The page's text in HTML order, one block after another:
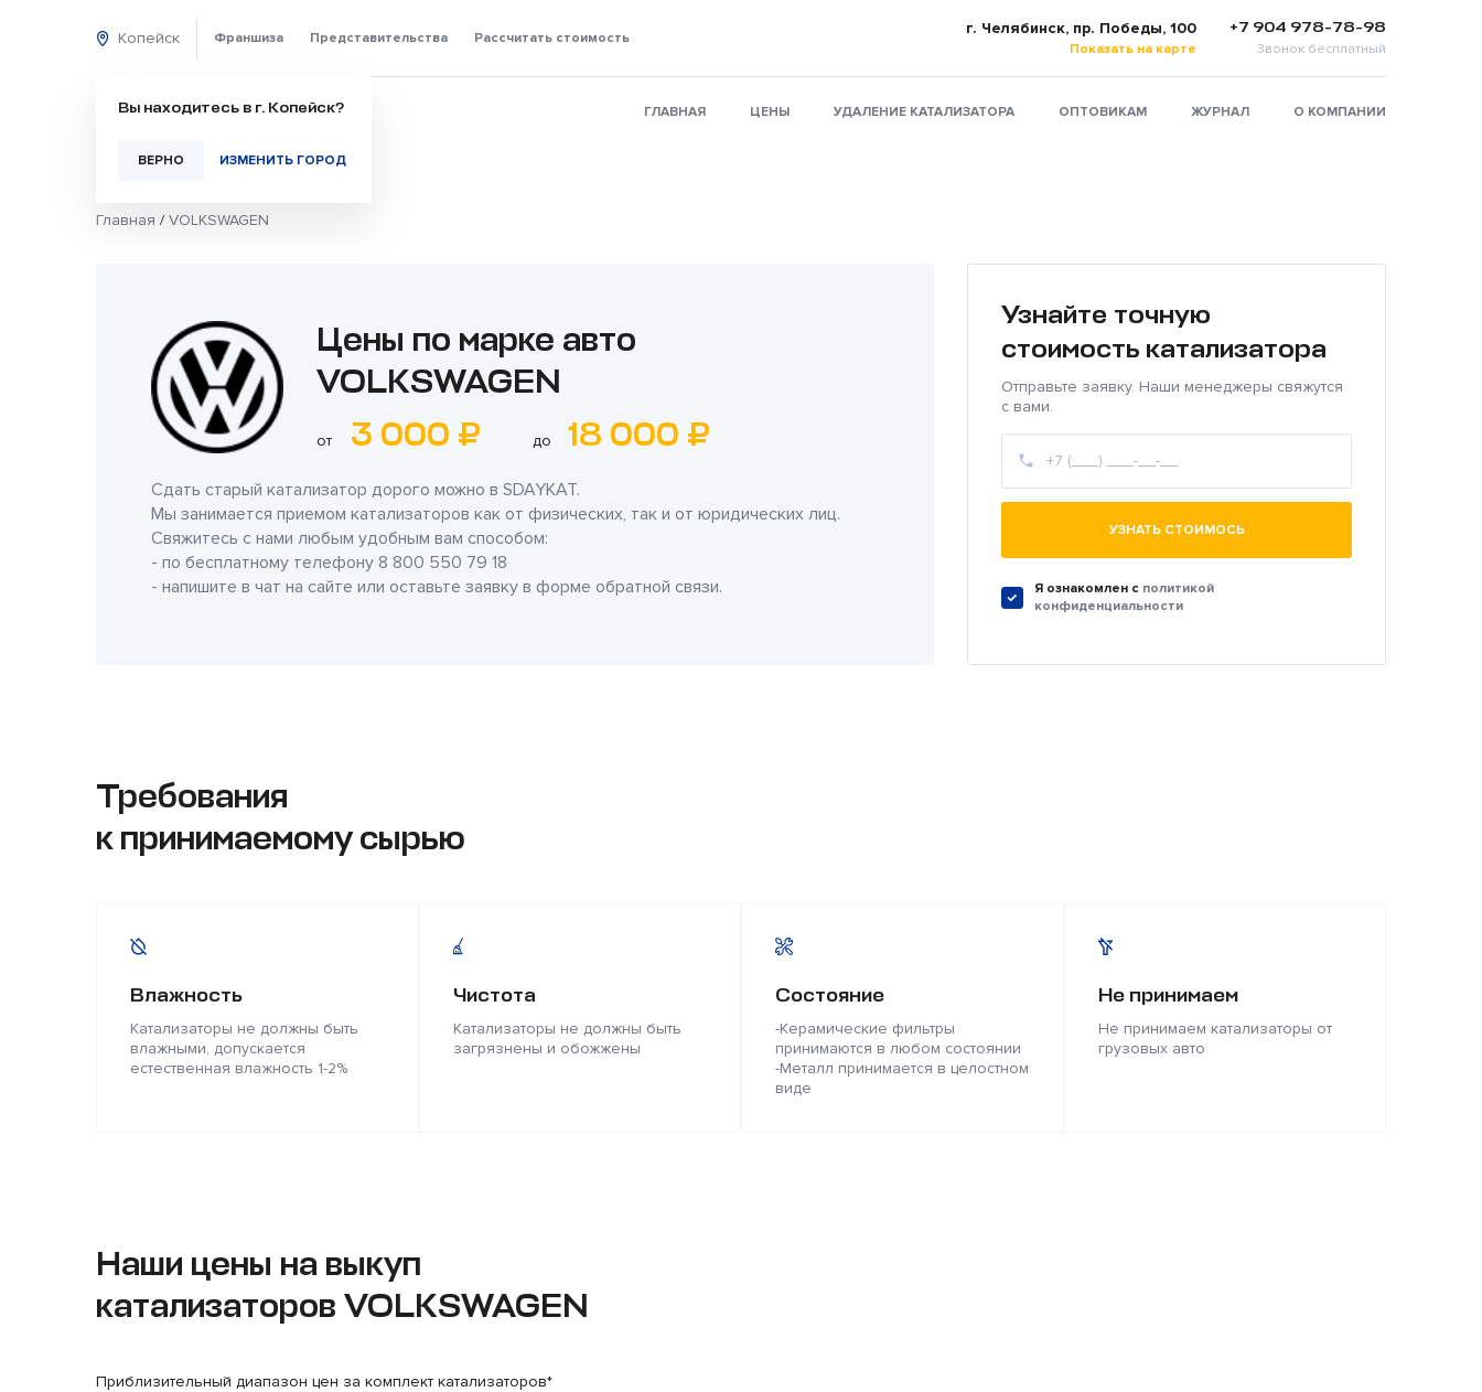
Копейск
Вы находитесь в г. Копейск?
ВЕРНО ИЗМЕНИТЬ ГОРОД
Франшиза Представительства Рассчитать стоимость г. Челябинск, пр. Победы, 100
Показать на карте
+7 904 978-78-98
Звонок бесплатный
ГЛАВНАЯ ЦЕНЫ УДАЛЕНИЕ КАТАЛИЗАТОРА ОПТОВИКАМ ЖУРНАЛ О КОМПАНИИ
Главная / VOLKSWAGEN
Цены по марке авто
VOLKSWAGEN
от 3 000 ₽ до 18 000 ₽
Сдать старый катализатор дорого можно в SDAYKAT.
Мы занимается приемом катализаторов как от физических, так и от юридических лиц.
Свяжитесь с нами любым удобным вам способом:
- по бесплатному телефону 8 800 550 79 18
- напишите в чат на сайте или оставьте заявку в форме обратной связи.
Узнайте точную
стоимость катализатора
Отправьте заявку. Наши менеджеры свяжутся
с вами.
УЗНАТЬ СТОИМОСЬ
Я ознакомлен c политикой
конфиденциальности
Требования
к принимаемому сырью
Влажность
Катализаторы не должны быть
влажными, допускается
естественная влажность 1-2%
Чистота
Катализаторы не должны быть
загрязнены и обожжены
Состояние
-Керамические фильтры
принимаются в любом состоянии
-Металл принимается в целостном
виде
Не принимаем
Не принимаем катализаторы от
грузовых авто
Наши цены на выкуп
катализаторов VOLKSWAGEN
Приблизительный диапазон цен за комплект катализаторов*